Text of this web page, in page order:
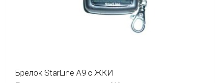
Брелок StarLine A9 с ЖКИ